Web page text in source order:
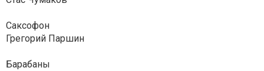
Саксофон
Грегорий Паршин
Барабаны